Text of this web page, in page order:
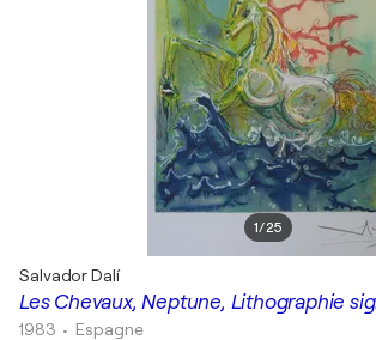
1/25
Les Chevaux, Neptune, Lithographie
Salvador Dalí
1983 • Espagne